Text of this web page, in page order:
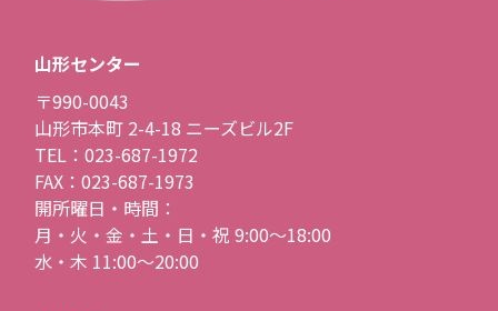
山形センター
〒990-0043
山形市本町 2-4-18 ニーズビル2F
TEL：023-687-1972
FAX：023-687-1973
開所曜日・時間：
月・火・金・土・日・祝 9:00〜18:00
水・木 11:00〜20:00